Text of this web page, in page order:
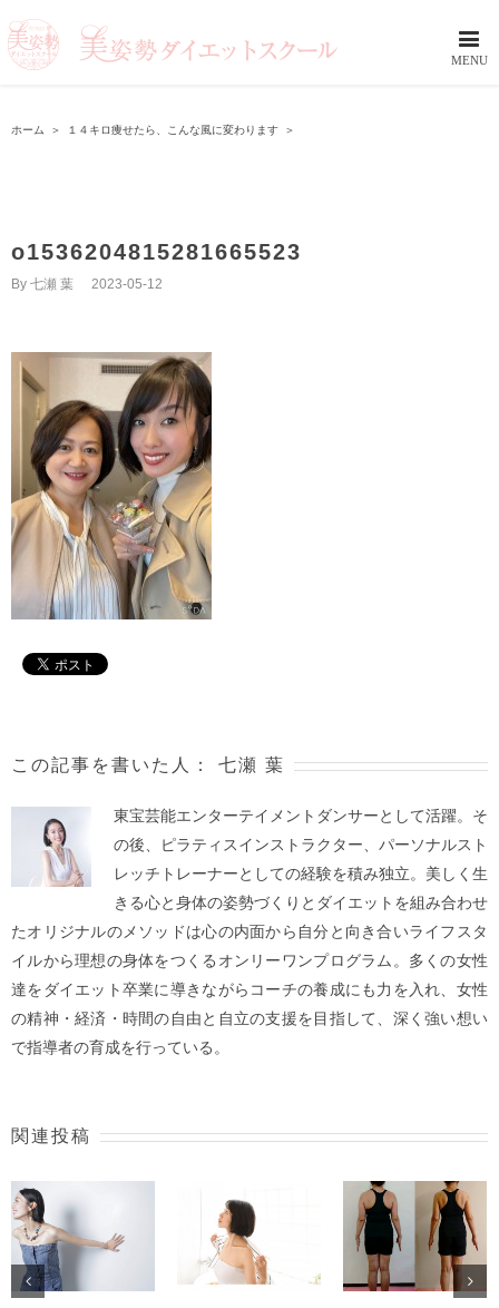
ホーム ＞ １４キロ痩せたら、こんな風に変わります ＞
o1536204815281665523
By 七瀬 葉 2023-05-12
この記事を書いた人： 七瀬 葉
東宝芸能エンターテイメントダンサーとして活躍。そ
の後、ピラティスインストラクター、パーソナルスト
レッチトレーナーとしての経験を積み独立。美しく生
きる心と身体の姿勢づくりとダイエットを組み合わせ
たオリジナルのメソッドは心の内面から自分と向き合いライフスタ
イルから理想の身体をつくるオンリーワンプログラム。多くの女性
達をダイエット卒業に導きながらコーチの養成にも力を入れ、女性
の精神・経済・時間の自由と自立の支援を目指して、深く強い想い
で指導者の育成を行っている。
関連投稿